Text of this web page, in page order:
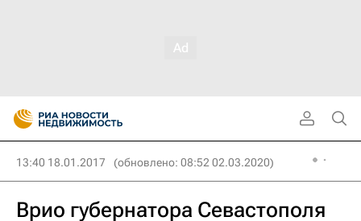
13:40 18.01.2017 (обновлено: 08:52 02.03.2020)
Врио губернатора Севастополя